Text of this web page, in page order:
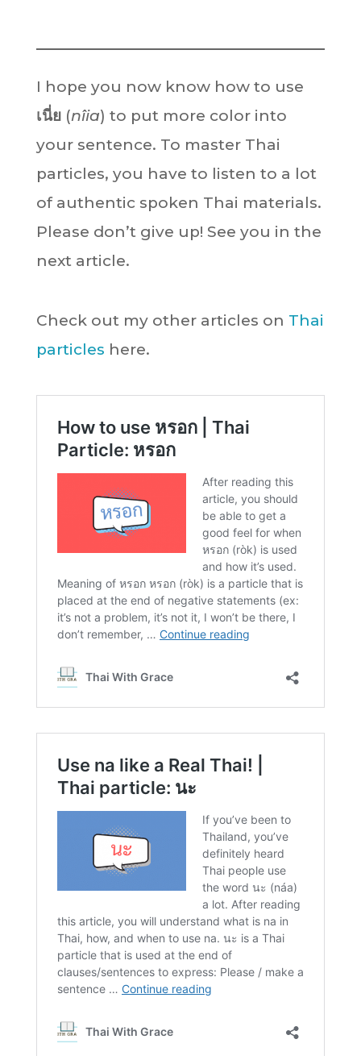
I hope you now know how to use
เนี่ย(nîia) to put more color into
your sentence. To master Thai
particles, you have to listen to a lot
of authentic spoken Thai materials.
Please don’t give up! See you in the
next article.
Check out my other articles on Thai
particles here.